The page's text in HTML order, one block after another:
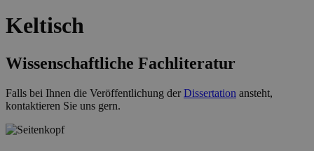
Keltisch
Wissenschaftliche Fachliteratur
Falls bei Ihnen die Veröffentlichung derDissertation ansteht,
kontaktieren Sie uns gern.